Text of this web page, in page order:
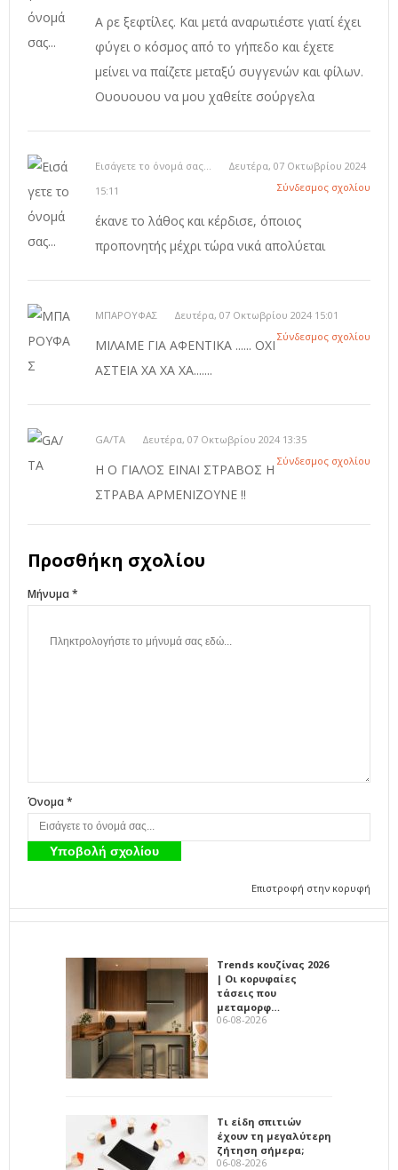
Α ρε ξεφτίλες. Και μετά αναρωτιέστε γιατί έχει
φύγει ο κόσμος από το γήπεδο και έχετε
μείνει να παίζετε μεταξύ συγγενών και φίλων.
Ουουουου να μου χαθείτε σούργελα
Εισάγετε το όνομά σας...
Δευτέρα, 07 Οκτωβρίου 2024
15:11
Σύνδεσμος σχολίου
έκανε το λάθος και κέρδισε, όποιος
προπονητής μέχρι τώρα νικά απολύεται
ΜΠΑΡΟΥΦΑΣ
Δευτέρα, 07 Οκτωβρίου 2024 15:01
Σύνδεσμος σχολίου
ΜΙΛΑΜΕ ΓΙΑ ΑΦΕΝΤΙΚΑ ...... ΟΧΙ
ΑΣΤΕΙΑ ΧΑ ΧΑ ΧΑ.......
GA/TA
Δευτέρα, 07 Οκτωβρίου 2024 13:35
Σύνδεσμος σχολίου
Η Ο ΓΙΑΛΟΣ ΕΙΝΑΙ ΣΤΡΑΒΟΣ Η
ΣΤΡΑΒΑ ΑΡΜΕΝΙΖΟΥΝΕ !!
Προσθήκη σχολίου
Μήνυμα *
Όνομα *
Επιστροφή στην κορυφή
Trends κουζίνας 2026
| Οι κορυφαίες
τάσεις που
μεταμορφ…
06-08-2026
Τι είδη σπιτιών
έχουν τη μεγαλύτερη
ζήτηση σήμερα;
06-08-2026